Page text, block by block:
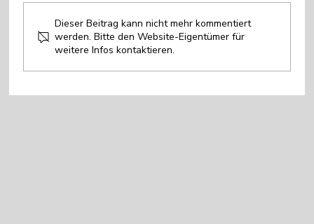
Dieser Beitrag kann nicht mehr kommentiert
werden. Bitte den Website-Eigentümer für
weitere Infos kontaktieren.